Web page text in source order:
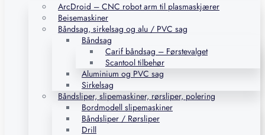
ArcDroid – CNC robot arm til plasmaskjærer
Beisemaskiner
Båndsag, sirkelsag og alu / PVC sag
Båndsag
Carif båndsag – Førstevalget
Scantool tilbehør
Aluminium og PVC sag
Sirkelsag
Båndsliper, slipemaskiner, rørsliper, polering
Bordmodell slipemaskiner
Båndsliper / Rørsliper
Drill